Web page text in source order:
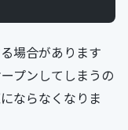
場合があります
プンしてしまうの
ならなくなりま